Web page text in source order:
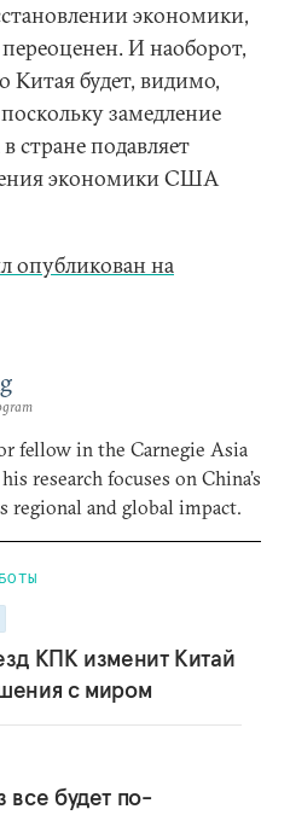
экономики,
И наоборот,
Китая будет, видимо,
замедление
стране подавляет
экономики США
опубликован на
fellow in the Carnegie Asia
research focuses on China’s
regional and global impact.
КПК изменит Китай
с миром
все будет по-